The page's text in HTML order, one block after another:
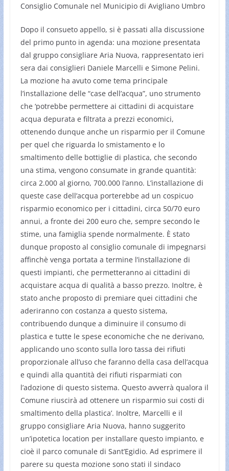
Consiglio Comunale nel Municipio di Avigliano Umbro
Dopo il consueto appello, si è passati alla discussione
del primo punto in agenda: una mozione presentata
dal gruppo consigliare Aria Nuova, rappresentato ieri
sera dai consiglieri Daniele Marcelli e Simone Pelini.
La mozione ha avuto come tema principale
l’installazione delle “case dell’acqua”, uno strumento
che ‘potrebbe permettere ai cittadini di acquistare
acqua depurata e filtrata a prezzi economici,
ottenendo dunque anche un risparmio per il Comune
per quel che riguarda lo smistamento e lo
smaltimento delle bottiglie di plastica, che secondo
una stima, vengono consumate in grande quantità:
circa 2.000 al giorno, 700.000 l’anno. L’installazione di
queste case dell’acqua porterebbe ad un cospicuo
risparmio economico per i cittadini, circa 50/70 euro
annui, a fronte dei 200 euro che, sempre secondo le
stime, una famiglia spende normalmente. È stato
dunque proposto al consiglio comunale di impegnarsi
affinchè venga portata a termine l’installazione di
questi impianti, che permetteranno ai cittadini di
acquistare acqua di qualità a basso prezzo. Inoltre, è
stato anche proposto di premiare quei cittadini che
aderiranno con costanza a questo sistema,
contribuendo dunque a diminuire il consumo di
plastica e tutte le spese economiche che ne derivano,
applicando uno sconto sulla loro tassa dei rifiuti
proporzionale all’uso che faranno della casa dell’acqua
e quindi alla quantità dei rifiuti risparmiati con
l’adozione di questo sistema. Questo avverrà qualora il
Comune riuscirà ad ottenere un risparmio sui costi di
smaltimento della plastica’. Inoltre, Marcelli e il
gruppo consigliare Aria Nuova, hanno suggerito
un’ipotetica location per installare questo impianto, e
cioè il parco comunale di Sant’Egidio. Ad esprimere il
parere su questa mozione sono stati il sindaco